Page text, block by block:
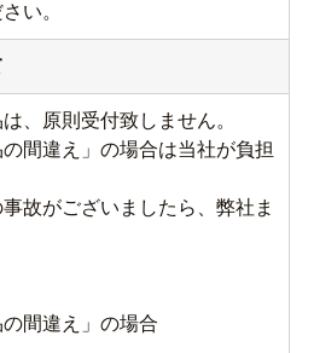
い。
、原則受付致しません。
の間違え」の場合は当社が負担
故がございましたら、弊社ま
の間違え」の場合